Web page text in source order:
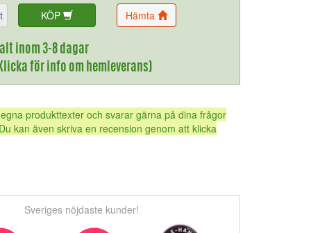
KÖP Hämta
inom 3-8 dagar
för info om hemleverans)
produkttexter och svarar gärna på dina frågor
kan även skriva en recension genom att klicka
Sveriges nöjdaste kunder!